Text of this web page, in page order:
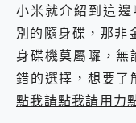
小米就介紹到這
別的隨身碟，那非
身碟機莫屬囉，
錯的選擇，想要了
點我請點我請用力